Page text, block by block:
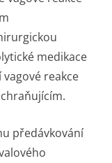
medikace
reakce
předávkování